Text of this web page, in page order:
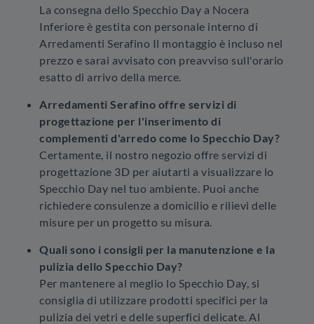
La consegna dello Specchio Day a Nocera
Inferiore è gestita con personale interno di
Arredamenti Serafino Il montaggio è incluso nel
prezzo e sarai avvisato con preavviso sull'orario
esatto di arrivo della merce.
Arredamenti Serafino offre servizi di
progettazione per l'inserimento di
complementi d'arredo come lo Specchio Day?
Certamente, il nostro negozio offre servizi di
progettazione 3D per aiutarti a visualizzare lo
Specchio Day nel tuo ambiente. Puoi anche
richiedere consulenze a domicilio e rilievi delle
misure per un progetto su misura.
Quali sono i consigli per la manutenzione e la
pulizia dello Specchio Day?
Per mantenere al meglio lo Specchio Day, si
consiglia di utilizzare prodotti specifici per la
pulizia dei vetri e delle superfici delicate. Al